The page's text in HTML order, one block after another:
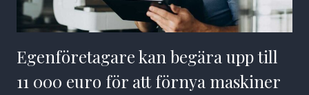
Egenföretagare kan begära upp till
11 000 euro för att förnya maskiner